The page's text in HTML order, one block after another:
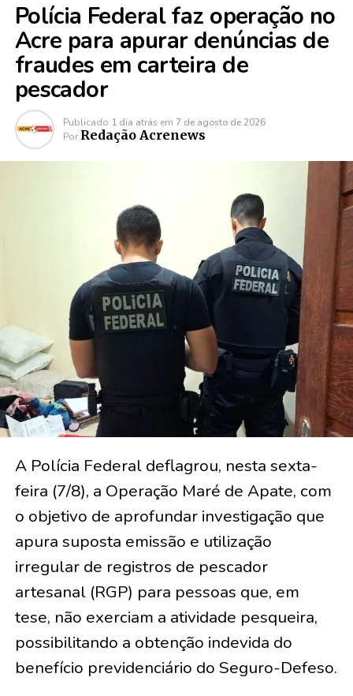
Polícia Federal faz operação no
Acre para apurar denúncias de
fraudes em carteira de
pescador
Publicado 1 dia atrás em 7 de agosto de 2026
Por Redação Acrenews
A Polícia Federal deflagrou, nesta sexta-
feira (7/8), a Operação Maré de Apate, com
o objetivo de aprofundar investigação que
apura suposta emissão e utilização
irregular de registros de pescador
artesanal (RGP) para pessoas que, em
tese, não exerciam a atividade pesqueira,
possibilitando a obtenção indevida do
benefício previdenciário do Seguro-Defeso.